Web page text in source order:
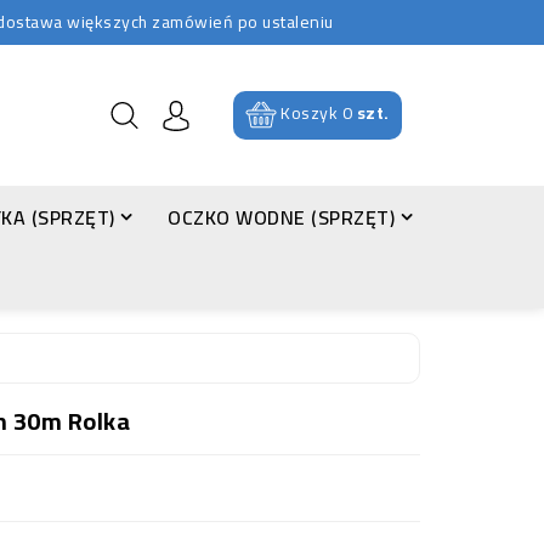
większych zamówień po ustaleniu
Koszyk0szt.
(SPRZĘT)
OCZKO WODNE (SPRZĘT)
30m Rolka